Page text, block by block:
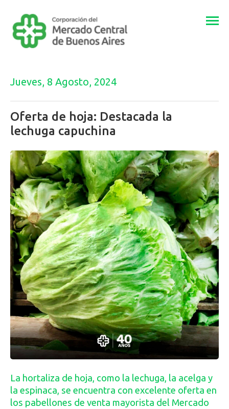
Jueves, 8 Agosto, 2024
Oferta de hoja: Destacada la
lechuga capuchina
La hortaliza de hoja, como la lechuga, la acelga y
la espinaca, se encuentra con excelente oferta en
los pabellones de venta mayorista del Mercado